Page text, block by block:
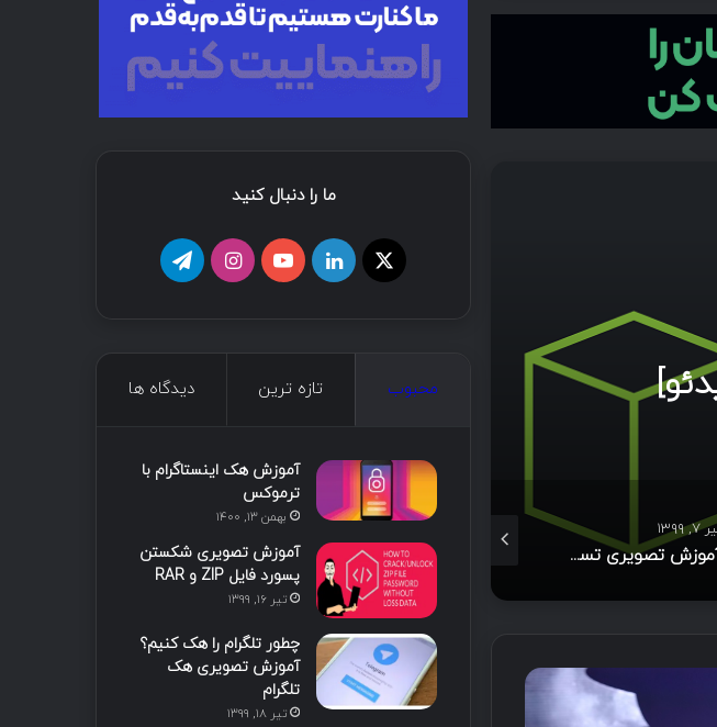
آیا هوش مصنوعی
۷, ۱۳۹۹
آموزش تصویری تست نفوذ IoT
تیر ۵, ۱۳۹۹
سخنرانی پریسا تبریز در کنفرانس Black Hat همراه با زیرنویس فارسی آموزش کتابخانه سلنیوم در پایتون
ما را دنبال کنید
محبوب تازه ترین دیدگاه ها
آموزش هک اینستاگرام با
ترموکس
بهمن ۱۳, ۱۴۰۰
آموزش تصویری شکستن
پسورد فایل ZIP و RAR
تیر ۱۶, ۱۳۹۹
چطور تلگرام را هک کنیم؟
آموزش تصویری هک
تلگرام
تیر ۱۸, ۱۳۹۹